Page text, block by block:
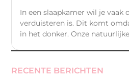
In een slaapkamer wil je vaak
verduisteren is. Dit komt
in het donker. Onze
RECENTE BERICHTEN